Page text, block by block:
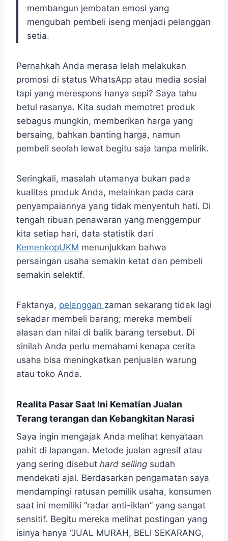
membangun jembatan emosi yang
mengubah pembeli iseng menjadi pelanggan
setia.
Pernahkah Anda merasa lelah melakukan
promosi di status WhatsApp atau media sosial
tapi yang merespons hanya sepi? Saya tahu
betul rasanya. Kita sudah memotret produk
sebagus mungkin, memberikan harga yang
bersaing, bahkan banting harga, namun
pembeli seolah lewat begitu saja tanpa melirik.
Seringkali, masalah utamanya bukan pada
kualitas produk Anda, melainkan pada cara
penyampaiannya yang tidak menyentuh hati. Di
tengah ribuan penawaran yang menggempur
kita setiap hari, data statistik dari
KemenkopUKM menunjukkan bahwa
persaingan usaha semakin ketat dan pembeli
semakin selektif.
Faktanya, pelanggan zaman sekarang tidak lagi
sekadar membeli barang; mereka membeli
alasan dan nilai di balik barang tersebut. Di
sinilah Anda perlu memahami kenapa cerita
usaha bisa meningkatkan penjualan warung
atau toko Anda.
Realita Pasar Saat Ini Kematian Jualan
Terang terangan dan Kebangkitan Narasi
Saya ingin mengajak Anda melihat kenyataan
pahit di lapangan. Metode jualan agresif atau
yang sering disebut hard selling sudah
mendekati ajal. Berdasarkan pengamatan saya
mendampingi ratusan pemilik usaha, konsumen
saat ini memiliki “radar anti-iklan” yang sangat
sensitif. Begitu mereka melihat postingan yang
isinya hanya “JUAL MURAH, BELI SEKARANG,